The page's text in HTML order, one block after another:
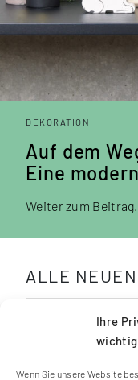
Ihre
wichtig
Wenn Sie unsere Website
DEKORATION
Auf dem
Eine
Weiter zum
ALLE